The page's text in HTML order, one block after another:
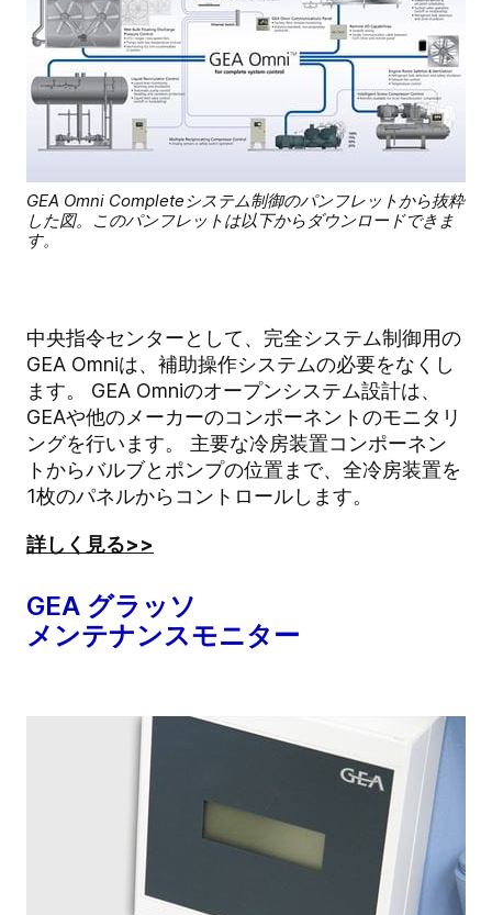
GEA Omni Completeシステム制御のパンフレットから抜粋
した図。このパンフレットは以下からダウンロードできま
す。
中央指令センターとして、完全システム制御用の
GEA Omniは、補助操作システムの必要をなくし
ます。 GEA Omniのオープンシステム設計は、
GEAや他のメーカーのコンポーネントのモニタリ
ングを行います。 主要な冷房装置コンポーネン
トからバルブとポンプの位置まで、全冷房装置を
1枚のパネルからコントロールします。
詳しく見る>>
GEA グラッソ
メンテナンスモニター